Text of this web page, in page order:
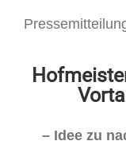
– Idee zu